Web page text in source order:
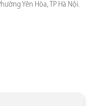
Yên Hòa, TP Hà Nội.